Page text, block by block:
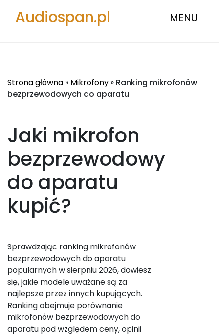
Audiospan.pl MENU
Strona główna » Mikrofony » Ranking mikrofonów
bezprzewodowych do aparatu
Jaki mikrofon
bezprzewodowy
do aparatu
kupić?
Sprawdzając ranking mikrofonów
bezprzewodowych do aparatu
popularnych w sierpniu 2026, dowiesz
się, jakie modele uważane są za
najlepsze przez innych kupujących.
Ranking obejmuje porównanie
mikrofonów bezprzewodowych do
aparatu pod względem ceny, opinii